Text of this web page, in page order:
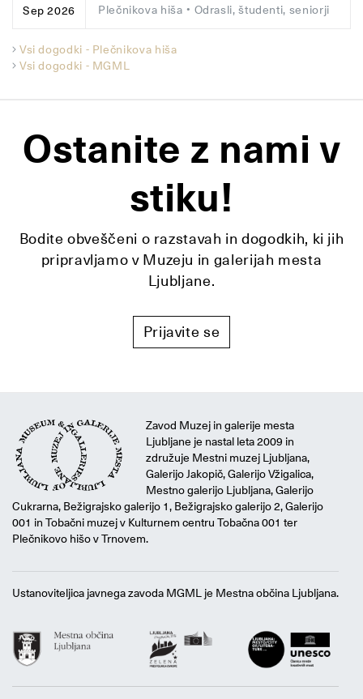
Sep 2026 Plečnikova hiša • Odrasli, študenti, seniorji
Vsi dogodki - Plečnikova hiša
Vsi dogodki - MGML
Ostanite z nami v
stiku!
Bodite obveščeni o razstavah in dogodkih, ki jih
pripravljamo v Muzeju in galerijah mesta
Ljubljane.
Prijavite se
Zavod Muzej in galerije mesta
Ljubljane je nastal leta 2009 in
združuje Mestni muzej Ljubljana,
Galerijo Jakopič, Galerijo Vžigalica,
Mestno galerijo Ljubljana, Galerijo
Cukrarna, Bežigrajsko galerijo 1, Bežigrajsko galerijo 2, Galerijo
001 in Tobačni muzej v Kulturnem centru Tobačna 001 ter
Plečnikovo hišo v Trnovem.
Ustanoviteljica javnega zavoda MGML je Mestna občina Ljubljana.